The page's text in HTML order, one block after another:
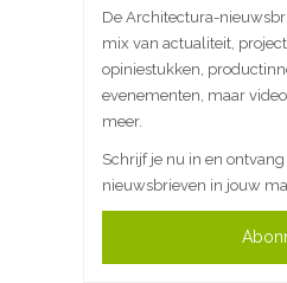
De Architectura-
mix van actualiteit,
opiniestukken,
evenementen, maar
meer.
Schrijf je nu in en
nieuwsbrieven in jouw